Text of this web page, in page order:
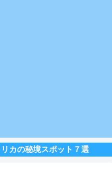
カの秘境スポット７選